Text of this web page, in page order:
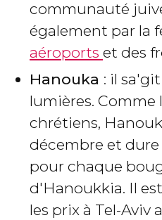
communauté
également par la
aéroports et des
Hanouka : il
lumières. Comme
chrétiens,
décembre et
pour chaque
d'Hanoukkia. Il
les prix à Tel-